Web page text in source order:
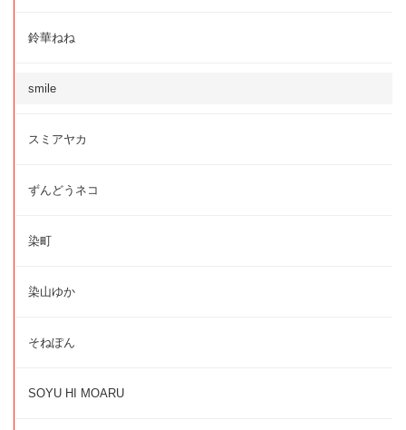
鈴華ねね
smile
スミアヤカ
ずんどうネコ
染町
染山ゆか
そねぽん
SOYU HI MOARU